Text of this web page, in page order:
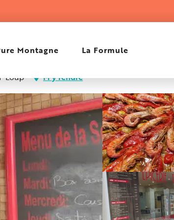
Montagne La Formule
Loup M'y rendre